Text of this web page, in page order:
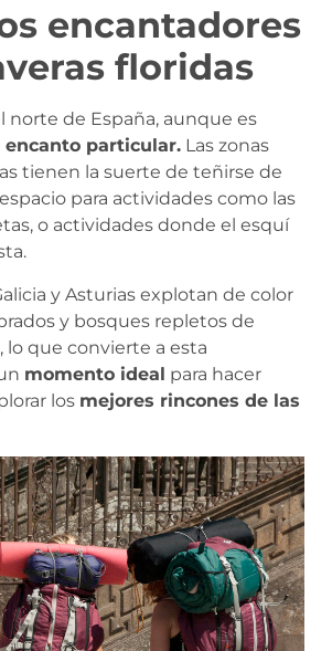
encantadores
floridas
norte de España, aunque es
encanto particular. Las zonas
tienen la suerte de teñirse de
para actividades como las
o actividades donde el esquí
y Asturias explotan de color
y bosques repletos de
lo que convierte a esta
momento ideal para hacer
los mejores rincones de las